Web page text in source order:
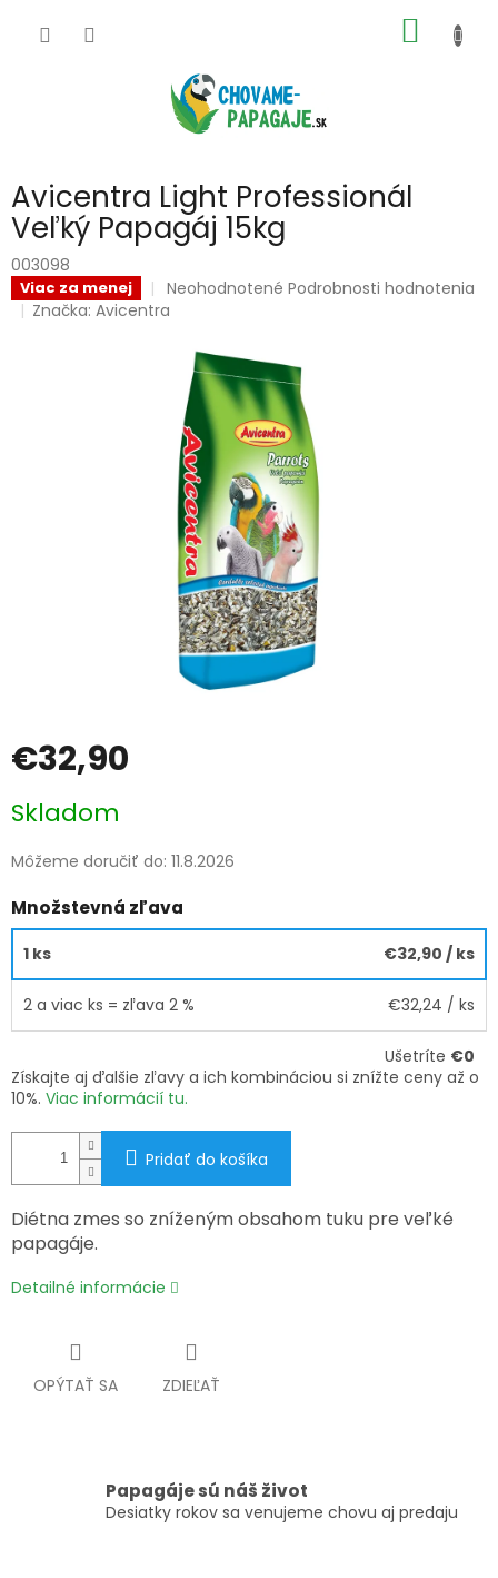
KOŠÍK
Avicentra Light Professionál
Veľký Papagáj 15kg
003098
Viac za menej
Priemerné
hodnotenie
hviezdičiek.
Neohodnotené Podrobnosti hodnotenia
Značka:Avicentra
€32,90
cena:
Skladom
Môžeme doručiť do: 11.8.2026
Množstevná zľava
1 ks €32,90 / ks
2 a viac ks = zľava 2 % €32,24 / ks
Ušetríte €0
Získajte aj ďalšie zľavy a ich kombináciou si znížte ceny až o
10%. Viac informácií tu.
Pridať do košíka
Diétna zmes so zníženým obsahom tuku pre veľké
papagáje.
Detailné informácie
OPÝTAŤ SA ZDIEĽAŤ
Papagáje sú náš život
Desiatky rokov sa venujeme chovu aj predaju